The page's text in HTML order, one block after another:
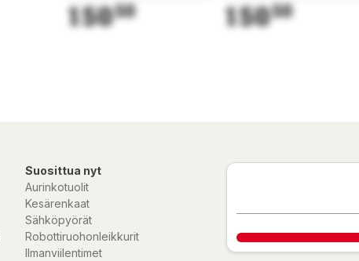
15050 15050
Suosittua nyt
Aurinkotuolit
Kesärenkaat
Sähköpyörät
Robottiruohonleikkurit
Ilmanviilentimet